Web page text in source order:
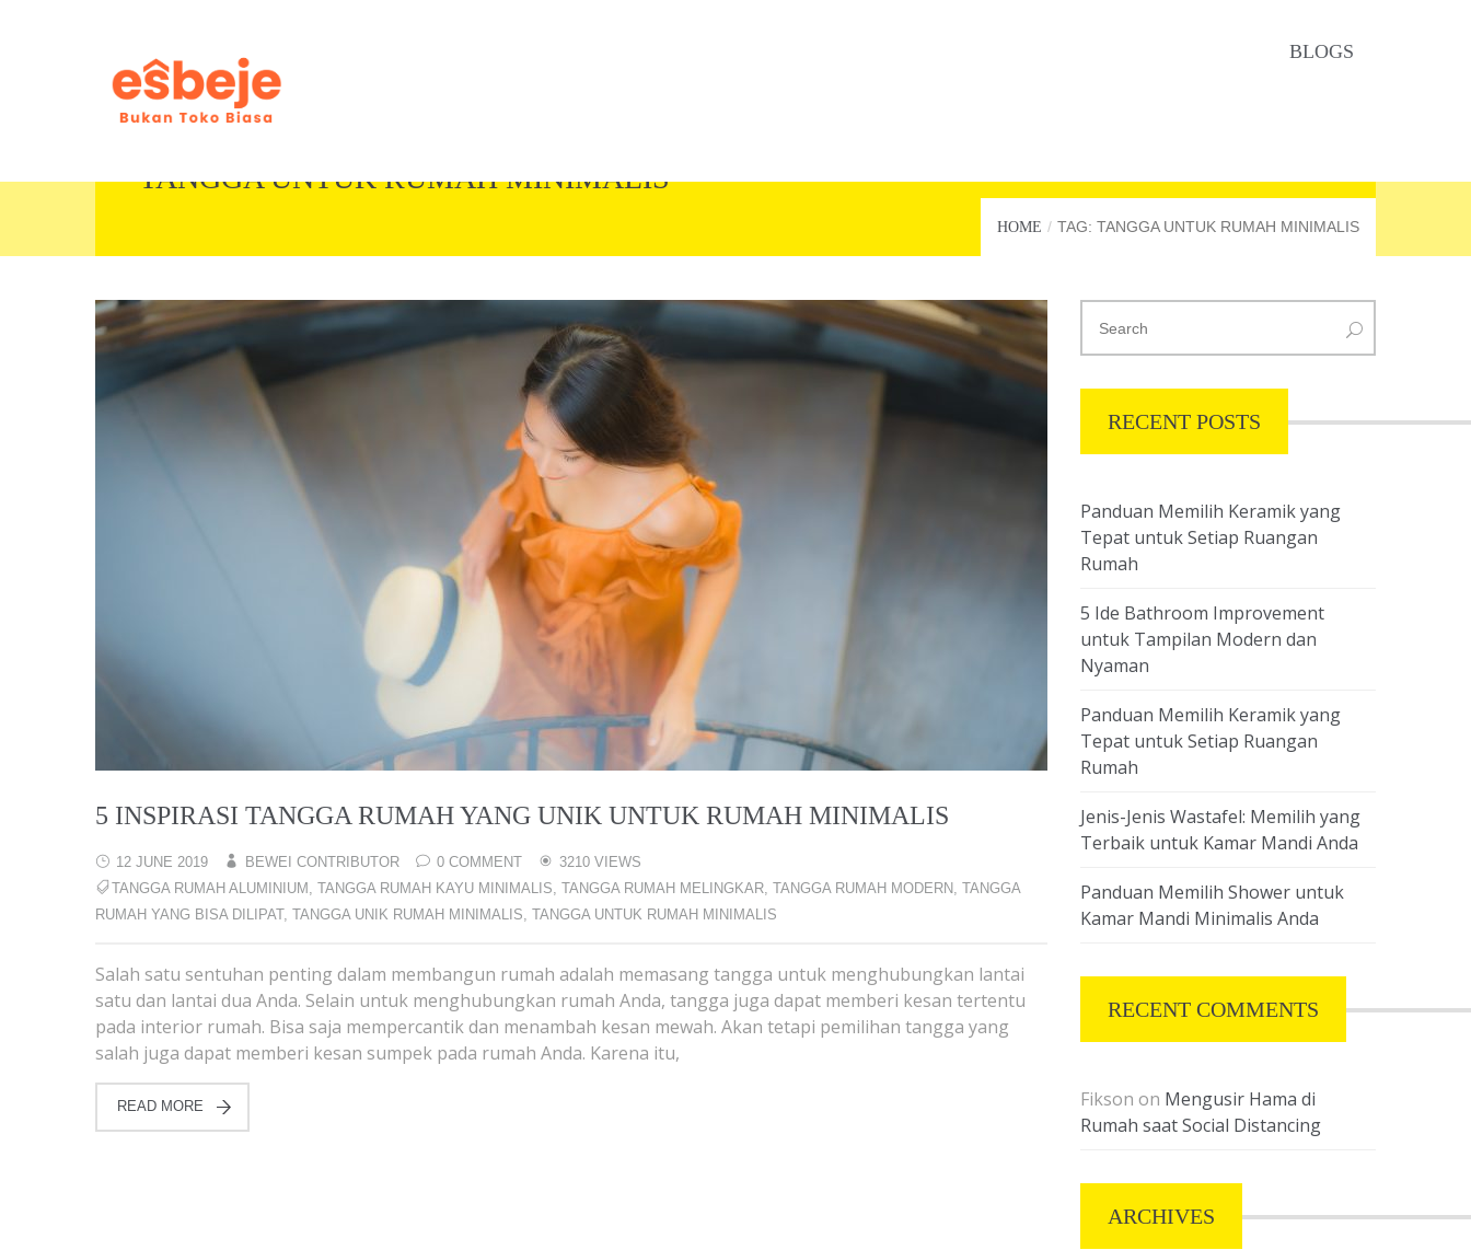
BLOGS
TANGGA UNTUK RUMAH MINIMALIS
HOME TAG: TANGGA UNTUK RUMAH MINIMALIS
5 INSPIRASI TANGGA RUMAH YANG UNIK UNTUK RUMAH MINIMALIS
12 JUNE 2019 BEWEI CONTRIBUTOR 0 COMMENT
3210 VIEWS
TANGGA RUMAH ALUMINIUM , TANGGA RUMAH KAYU MINIMALIS, TANGGA RUMAH MELINGKAR, TANGGA RUMAH MODERN, TANGGA
RUMAH YANG BISA DILIPAT, TANGGA UNIK RUMAH MINIMALIS, TANGGA UNTUK RUMAH MINIMALIS
Salah satu sentuhan penting dalam membangun rumah adalah memasang tangga untuk menghubungkan lantai
satu dan lantai dua Anda. Selain untuk menghubungkan rumah Anda, tangga juga dapat memberi kesan tertentu
pada interior rumah. Bisa saja mempercantik dan menambah kesan mewah. Akan tetapi pemilihan tangga yang
salah juga dapat memberi kesan sumpek pada rumah Anda. Karena itu,
READ MORE
RECENT POSTS
Panduan Memilih Keramik yang
Tepat untuk Setiap Ruangan
Rumah
5 Ide Bathroom Improvement
untuk Tampilan Modern dan
Nyaman
Panduan Memilih Keramik yang
Tepat untuk Setiap Ruangan
Rumah
Jenis-Jenis Wastafel: Memilih yang
Terbaik untuk Kamar Mandi Anda
Panduan Memilih Shower untuk
Kamar Mandi Minimalis Anda
RECENT COMMENTS
Fikson on Mengusir Hama di
Rumah saat Social Distancing
ARCHIVES